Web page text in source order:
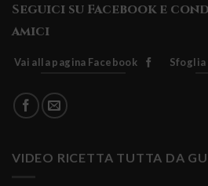
Seguici su Facebook e
amici
Vai alla pagina Facebook
VIDEO RICETTA TUTTA DA